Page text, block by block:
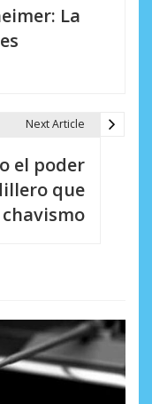
La
Next Article
el poder
que